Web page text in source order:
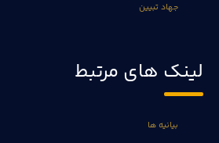
جهاد تبیین
لینک های مرتبط
بیانیه ها